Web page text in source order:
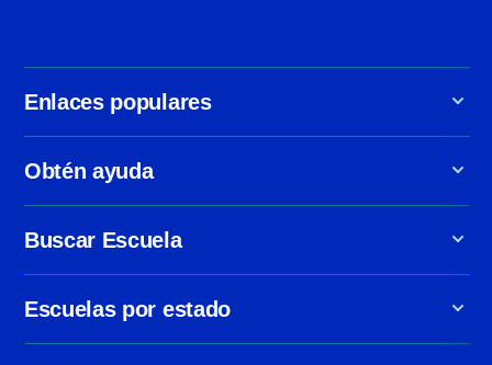
Enlaces populares
Obtén ayuda
Buscar Escuela
Escuelas por estado